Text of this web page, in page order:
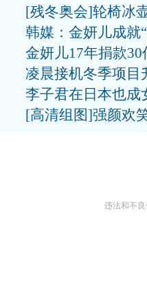
[残冬奥会]轮椅冰
韩媒：金妍儿成就
金妍儿17年捐款
凌晨接机冬季项目
李子君在日本也成
[高清组图]强颜欢
违法和不